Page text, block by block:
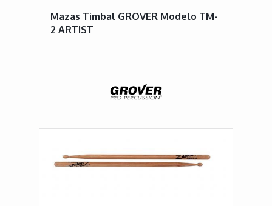
Mazas Timbal GROVER Modelo TM-
2 ARTIST